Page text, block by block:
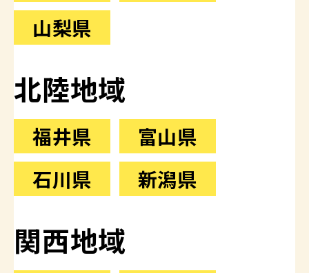
山梨県
北陸地域
福井県
富山県
石川県
新潟県
関西地域